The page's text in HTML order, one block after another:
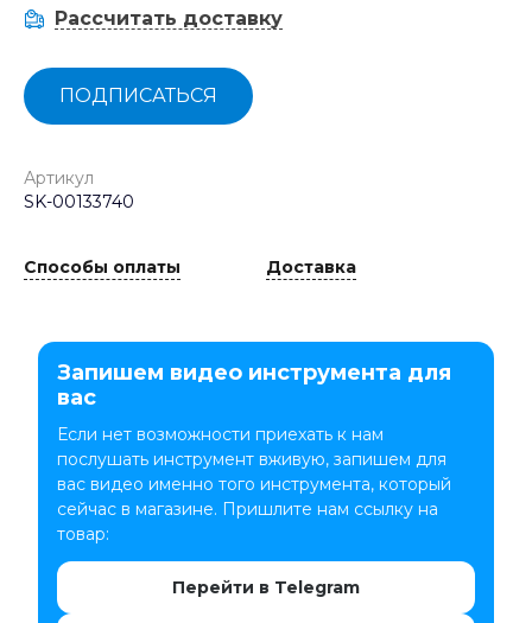
Рассчитать доставку
ПОДПИСАТЬСЯ
Артикул
SK-00133740
Способы оплаты Доставка
Запишем видео инструмента для
вас
Если нет возможности приехать к нам
послушать инструмент вживую, запишем для
вас видео именно того инструмента, который
сейчас в магазине. Пришлите нам ссылку на
товар:
Перейти в Telegram